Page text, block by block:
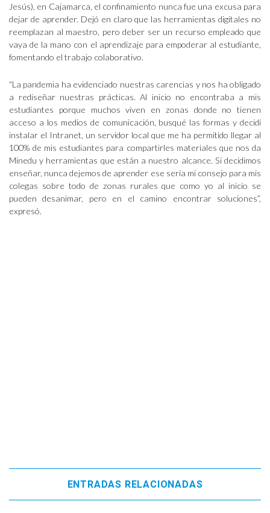
Jesús), en Cajamarca, el confinamiento nunca fue una excusa para
dejar de aprender. Dejó en claro que las herramientas digitales no
reemplazan al maestro, pero deber ser un recurso empleado que
vaya de la mano con el aprendizaje para empoderar al estudiante,
fomentando el trabajo colaborativo.
“La pandemia ha evidenciado nuestras carencias y nos ha obligado
a rediseñar nuestras prácticas. Al inicio no encontraba a mis
estudiantes porque muchos viven en zonas donde no tienen
acceso a los medios de comunicación, busqué las formas y decidí
instalar el Intranet, un servidor local que me ha permitido llegar al
100% de mis estudiantes para compartirles materiales que nos da
Minedu y herramientas que están a nuestro alcance. Si decidimos
enseñar, nunca dejemos de aprender ese sería mi consejo para mis
colegas sobre todo de zonas rurales que como yo al inicio se
pueden desanimar, pero en el camino encontrar soluciones”,
expresó.
ENTRADAS RELACIONADAS